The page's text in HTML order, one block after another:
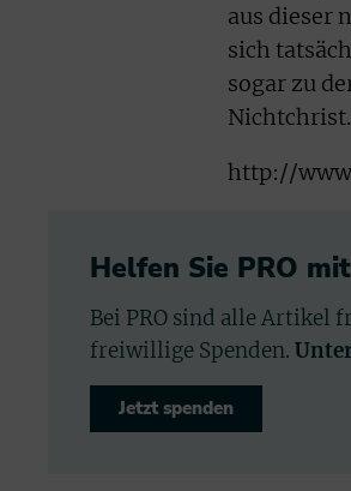
aus dieser
sich
sogar zu
http://
Helfen Sie PRO
Bei PRO sind alle Artikel
freiwillige Spenden.
Jetzt spenden